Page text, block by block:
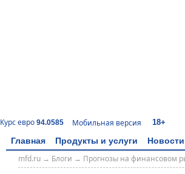
Курс евро 94.0585 Мобильная версия 18+
Главная Продукты и услуги Новости
mfd.ru→ Блоги → Прогнозы на финансовом